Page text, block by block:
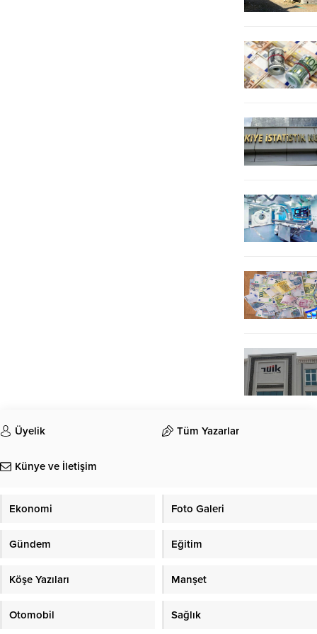
Üyelik Tüm Yazarlar
Künye ve İletişim
Ekonomi Foto Galeri
Gündem Eğitim
Köşe Yazıları Manşet
Otomobil Sağlık